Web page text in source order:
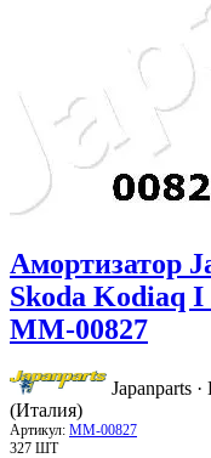
Амортизатор
Skoda Kodiaq I
MM-00827
Japanparts
(Италия)
Артикул: MM-00827
327 ШТ